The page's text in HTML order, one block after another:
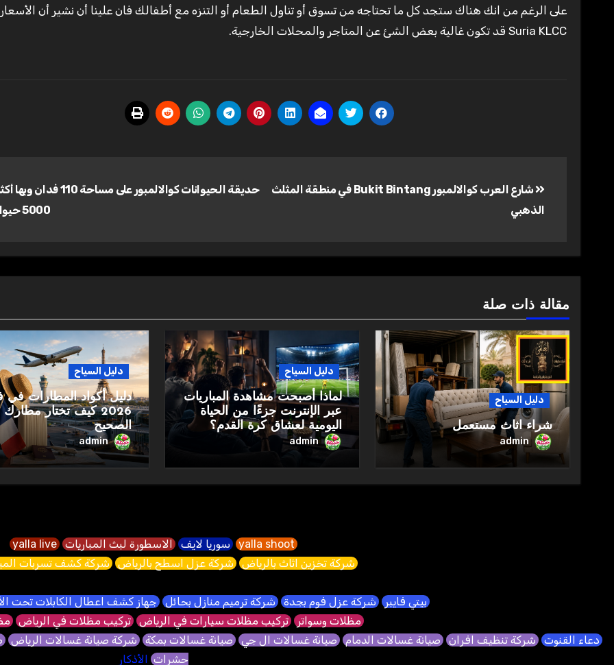
على الرغم من انك هناك ستجد كل ما تحتاجه من تسوق أو تناول الطعام أو التنزه مع أطفالك فان علينا أن نشير أن
Suria KLCC قد تكون غالية بعض الشئ عن المتاجر والمحلات الخارجية.
المقالات
شارع العرب كوالالمبور Bukit Bintang في منطقة المثلث
الذهبي
حديقة الحيوانات كوالالمبور على مساحة 110
5000 حيوان
مقالة ذات صلة
دليل السياح
شراء اثاث مستعمل
admin
دليل السياح
لماذا أصبحت مشاهدة المباريات
عبر الإنترنت جزءًا من الحياة
اليومية لعشاق كرة القدم؟
admin
دليل السياح
دليل أكواد المطارات في
2026 كيف تختار مطارك
الصحيح
admin
yalla shoot سوريا لايف الاسطورة لبث المباريات yalla live
شركة تخزين اثاث بالرياض شركة عزل اسطح بالرياض شركة كشف تسربات
بيتي فايبر شركة عزل فوم بجدة شركة ترميم منازل بحائل جهاز كشف اعطال الكابلات تحت
مظلات وسواتر تركيب مظلات سيارات في الرياض تركيب مظلات في الرياض
دعاء القنوت شركة تنظيف افران صيانة غسالات الدمام صيانة غسالات ال جي صيانة غسالات بمكة شركة صيانة غسالات الرياض
حشرات الأذكار